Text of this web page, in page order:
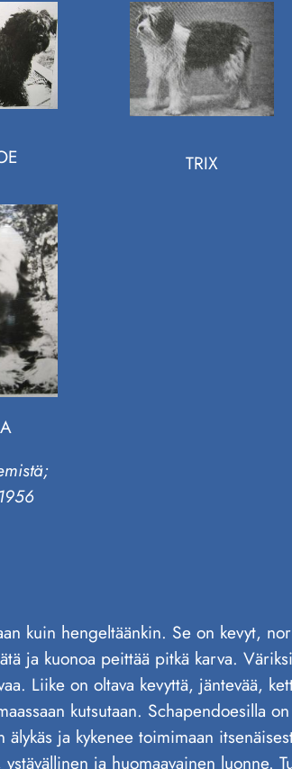
TRIX
kuin hengeltäänkin. Se on kevyt,
ja kuonoa peittää pitkä karva.
Liike on oltava kevyttä, jäntevää,
kutsutaan. Schapendoesilla
ja kykenee toimimaan
ja huomaavainen luonne.